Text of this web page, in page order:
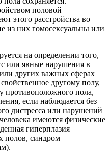
половой
этого расстройства во
из них гомосексуальны или
на определении того,
или явные нарушения в
других важных сферах
другому полу,
противоположного пола,
если наблюдается без
дистресса или нарушений
имеются физические
гиперплазия
полов, синдром